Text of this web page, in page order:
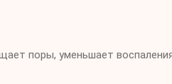
поры, уменьшает